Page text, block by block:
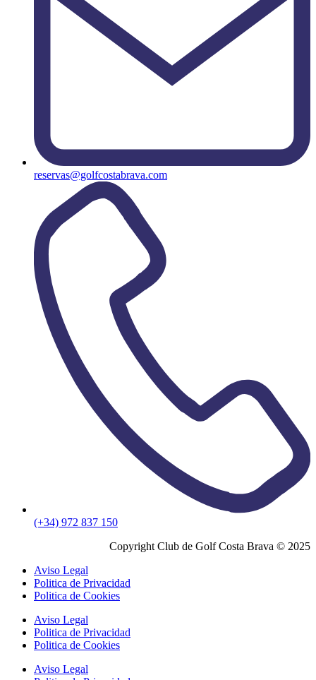
reservas@golfcostabrava.com
(+34) 972 837 150
Copyright Club de Golf Costa Brava © 2025
Aviso Legal
Politica de Privacidad
Politica de Cookies
Aviso Legal
Politica de Privacidad
Politica de Cookies
Aviso Legal